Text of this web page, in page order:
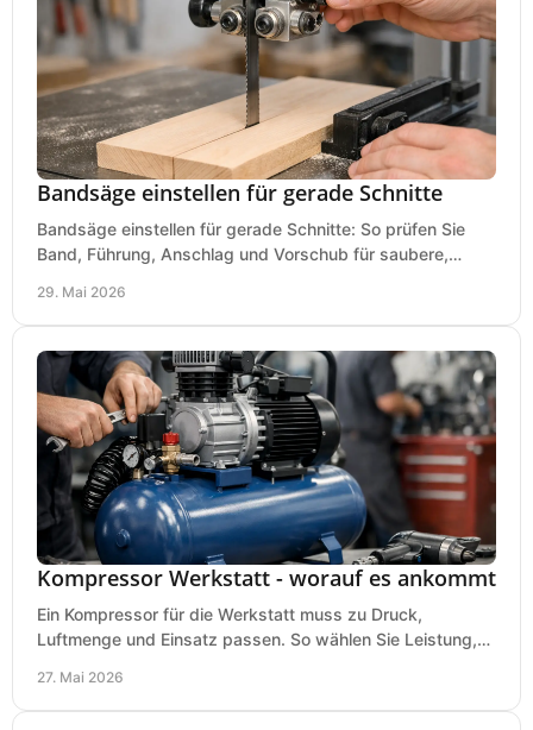
Bandsäge einstellen für gerade Schnitte
Bandsäge einstellen für gerade Schnitte: So prüfen Sie
Band, Führung, Anschlag und Vorschub für saubere,
29. Mai 2026
Kompressor Werkstatt - worauf es ankommt
Ein Kompressor für die Werkstatt muss zu Druck,
Luftmenge und Einsatz passen. So wählen Sie Leistung,
27. Mai 2026